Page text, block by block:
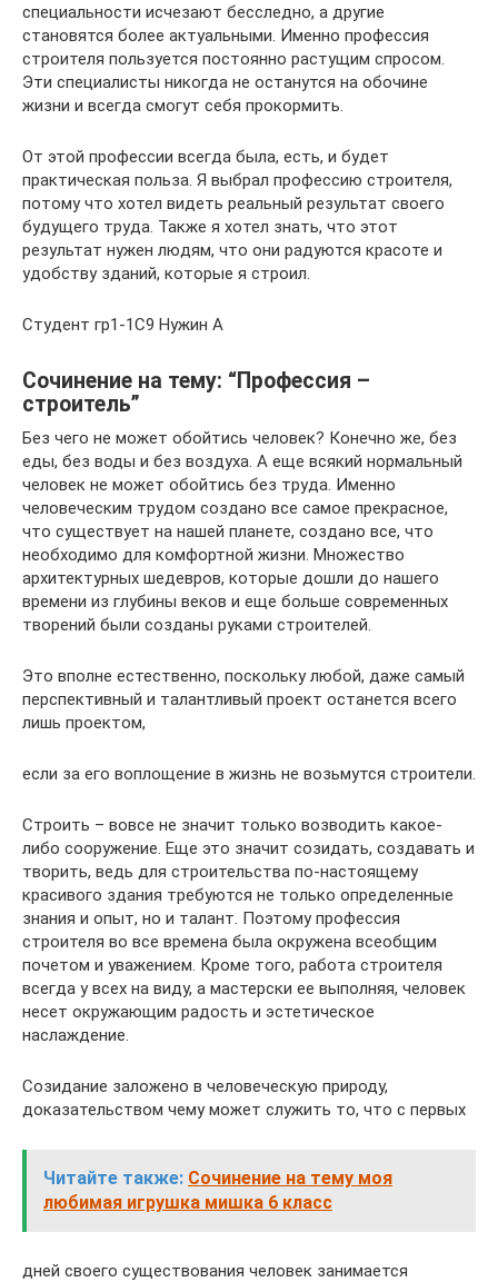
специальности исчезают бесследно, а другие
становятся более актуальными. Именно профессия
строителя пользуется постоянно растущим спросом.
Эти специалисты никогда не останутся на обочине
жизни и всегда смогут себя прокормить.
От этой профессии всегда была, есть, и будет
практическая польза. Я выбрал профессию строителя,
потому что хотел видеть реальный результат своего
будущего труда. Также я хотел знать, что этот
результат нужен людям, что они радуются красоте и
удобству зданий, которые я строил.
Студент гр1-1С9 Нужин А
Сочинение на тему: “Профессия –
строитель”
Без чего не может обойтись человек? Конечно же, без
еды, без воды и без воздуха. А еще всякий нормальный
человек не может обойтись без труда. Именно
человеческим трудом создано все самое прекрасное,
что существует на нашей планете, создано все, что
необходимо для комфортной жизни. Множество
архитектурных шедевров, которые дошли до нашего
времени из глубины веков и еще больше современных
творений были созданы руками строителей.
Это вполне естественно, поскольку любой, даже самый
перспективный и талантливый проект останется всего
лишь проектом,
если за его воплощение в жизнь не возьмутся строители.
Строить – вовсе не значит только возводить какое-
либо сооружение. Еще это значит созидать, создавать и
творить, ведь для строительства по-настоящему
красивого здания требуются не только определенные
знания и опыт, но и талант. Поэтому профессия
строителя во все времена была окружена всеобщим
почетом и уважением. Кроме того, работа строителя
всегда у всех на виду, а мастерски ее выполняя, человек
несет окружающим радость и эстетическое
наслаждение.
Созидание заложено в человеческую природу,
доказательством чему может служить то, что с первых
Читайте также: Сочинение на тему моя
любимая игрушка мишка 6 класс
дней своего существования человек занимается